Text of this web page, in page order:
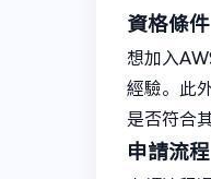
資格條件
想加入
經驗。此
是否符合
申請流程